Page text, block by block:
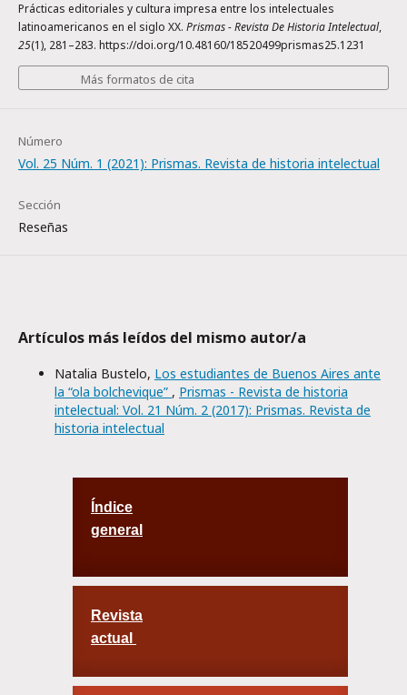
Prácticas editoriales y cultura impresa entre los intelectuales
latinoamericanos en el siglo XX. Prismas - Revista De Historia Intelectual,
25(1), 281–283. https://doi.org/10.48160/18520499prismas25.1231
Más formatos de cita
Número
Vol. 25 Núm. 1 (2021): Prismas. Revista de historia intelectual
Sección
Reseñas
Artículos más leídos del mismo autor/a
Natalia Bustelo, Los estudiantes de Buenos Aires ante
la “ola bolchevique” , Prismas - Revista de historia
intelectual: Vol. 21 Núm. 2 (2017): Prismas. Revista de
historia intelectual
Índice
general
Revista
actual